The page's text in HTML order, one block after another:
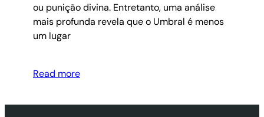
ou punição divina. Entretanto, uma análise
mais profunda revela que o Umbral é menos
um lugar
Read more